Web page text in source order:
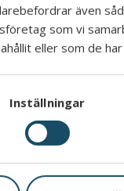
även
som vi
eller som de
Inställningar
är en del
och